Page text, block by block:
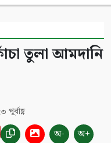
তুলা আমদানি
অ- অ+